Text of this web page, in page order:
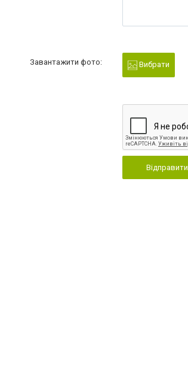
Завантажити фото: Вибрати
Відправити